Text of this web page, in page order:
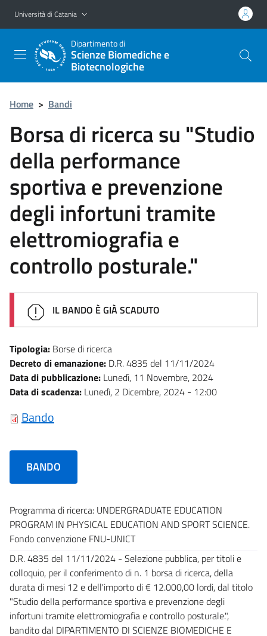
Vai al contenuto principale
Vai al menu di navigazione
Università di Catania
Dipartimento di
Scienze Biomediche e
Biotecnologiche
Home > Bandi
Borsa di ricerca su "Studio
della performance
sportiva e prevenzione
degli infortuni tramite
elettromiografia e
controllo posturale."
IL BANDO È GIÀ SCADUTO
Tipologia: Borse di ricerca
Decreto di emanazione: D.R. 4835 del 11/11/2024
Data di pubblicazione: Lunedì, 11 Novembre, 2024
Data di scadenza: Lunedì, 2 Dicembre, 2024 - 12:00
Bando
BANDO
Programma di ricerca: UNDERGRADUATE EDUCATION
PROGRAM IN PHYSICAL EDUCATION AND SPORT SCIENCE.
Fondo convenzione FNU-UNICT
D.R. 4835 del 11/11/2024 - Selezione pubblica, per titoli e
colloquio, per il conferimento di n. 1 borsa di ricerca, della
durata di mesi 12 e dell'importo di € 12.000,00 lordi, dal titolo
"Studio della performance sportiva e prevenzione degli
infortuni tramite elettromiografia e controllo posturale.",
bandito dal DIPARTIMENTO DI SCIENZE BIOMEDICHE E